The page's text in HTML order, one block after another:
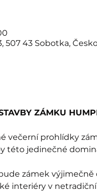
507 43 Sobotka,
ZÁMKU
večerní prohlídky
této jedinečné
zámek
interiéry v